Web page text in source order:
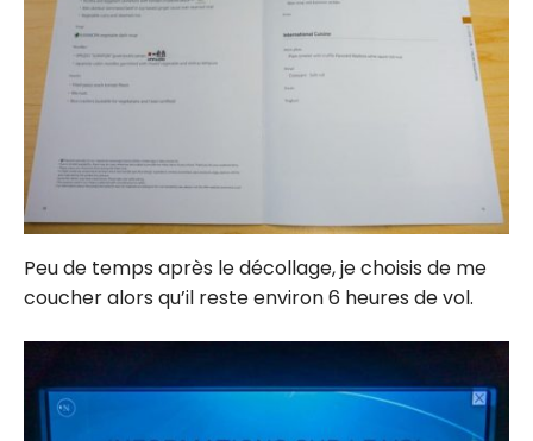
Peu de temps après le décollage, je choisis de me
coucher alors qu’il reste environ 6 heures de vol.